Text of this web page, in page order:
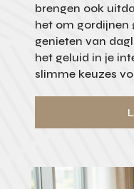
brengen ook
het om gordijnen
genieten van
het geluid in je
slimme keuzes